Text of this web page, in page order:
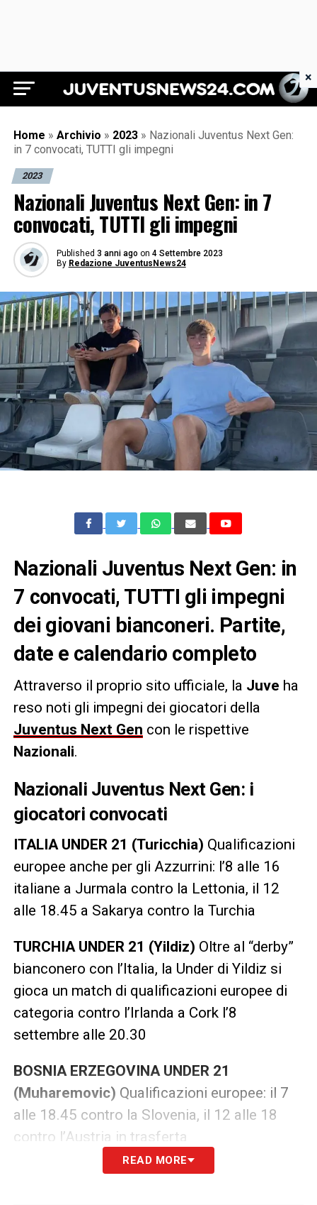
Juventus News 24
Home » Archivio » 2023 » Nazionali Juventus Next Gen:
in 7 convocati, TUTTI gli impegni
2023
Nazionali Juventus Next Gen: in 7
convocati, TUTTI gli impegni
Published 3 anni ago on 4 Settembre 2023
By Redazione JuventusNews24
Nazionali Juventus Next Gen: in
7 convocati, TUTTI gli impegni
dei giovani bianconeri. Partite,
date e calendario completo
Attraverso il proprio sito ufficiale, la Juve ha
reso noti gli impegni dei giocatori della
Juventus Next Gen con le rispettive
Nazionali.
Nazionali Juventus Next Gen: i
giocatori convocati
ITALIA UNDER 21 (Turicchia) Qualificazioni
europee anche per gli Azzurrini: l’8 alle 16
italiane a Jurmala contro la Lettonia, il 12
alle 18.45 a Sakarya contro la Turchia
TURCHIA UNDER 21 (Yildiz) Oltre al “derby”
bianconero con l’Italia, la Under di Yildiz si
gioca un match di qualificazioni europee di
categoria contro l’Irlanda a Cork l’8
settembre alle 20.30
BOSNIA ERZEGOVINA UNDER 21
(Muharemovic) Qualificazioni europee: il 7
alle 18.45 contro la Slovenia, il 12 alle 18
contro l’Austria in trasferta
OLANDA UNDER 19 (Huijsen)Sfida in
READ MORE
×